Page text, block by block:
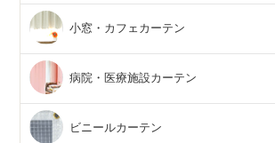
小窓・カフェカーテン
病院・医療施設カーテン
ビニールカーテン